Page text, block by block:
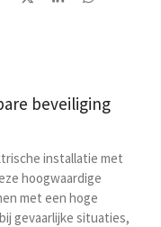
beveiliging
installatie met
hoogwaardige
met een hoge
gevaarlijke situaties,